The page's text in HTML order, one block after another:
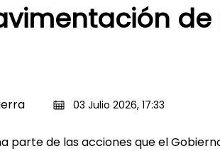
03 Julio 2026, 17:33
parte de las acciones que el